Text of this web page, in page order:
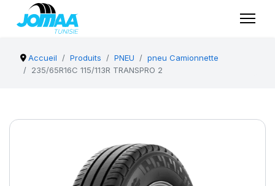
Accueil Produits PNEU
pneu Camionnette
235/65R16C 115/113R TRANSPRO 2